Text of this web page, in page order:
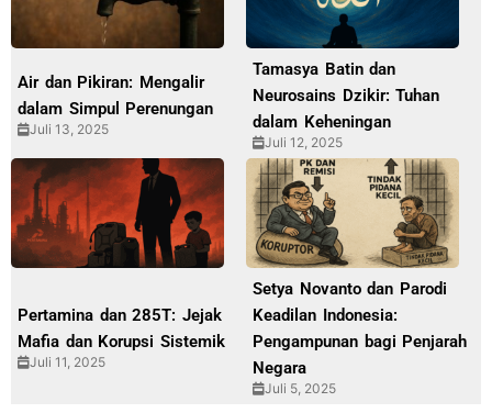
Air dan Pikiran: Mengalir
dalam Simpul Perenungan
Juli 13, 2025
Tamasya Batin dan
Neurosains Dzikir: Tuhan
dalam Keheningan
Juli 12, 2025
Pertamina dan 285T: Jejak
Mafia dan Korupsi Sistemik
Juli 11, 2025
Setya Novanto dan Parodi
Keadilan Indonesia:
Pengampunan bagi Penjarah
Negara
Juli 5, 2025